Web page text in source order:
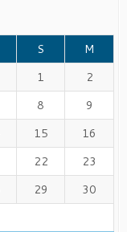
S
M
1
2
8
9
15
16
22
23
29
30